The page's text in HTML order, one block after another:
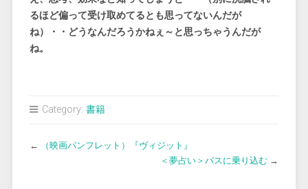
るほど偏って受け取めてるとも思ってないんだが
ね）・・どうなんだろうかねぇ～と思っちゃうんだが
ね。
Category: 書籍
←
（映画パンフレット）『ヴィジット』
＜夢占い＞バスに乗り込む →